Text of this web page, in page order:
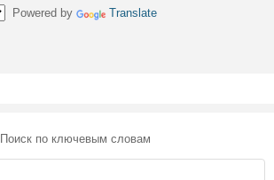
Powered by Translate
Поиск по ключевым словам